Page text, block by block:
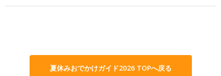
夏休みおでかけガイド2026 TOPへ戻る